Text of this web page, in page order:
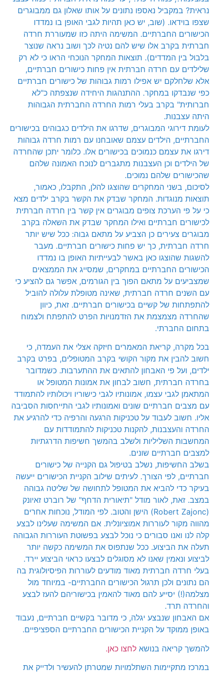
נראית? במקביל נאספו נתונים על אותו שאלון גם ממבוגרים
שצפו בוידאו. (שוב, יש כאן תהיות לגבי האופן בו נמדדו
הכישורים החברתיים. המשימה היתה כזו שמעוררת חרדה
חברתית בקרב אלו שיש להם נטיה לכך ושוב נראה שנוצר
בלבול בין המדדים). תוצאות המחקר הנוכחי הראו כי לא רק
שלילדים עם חרדה חברתית אין פחות כישורים חברתיים,
אלא שלחלקם יש אפילו רמות גבוהות של כישורים חברתיים
כפי שנבדקו במחקר. ההתנהגות היחידה שנצפתה כ"לא
חברותית" בקרב בעלי רמות החרדה החברתית הגבוהות
היתה עצבנות.
לעומת דירוגי המבוגרים, שדרגו את הילדים כגבוהים בכישורים
החברתיים, הילדים עצמם שאובחנו עם רמות חרדה גבוהות
דירגו את עצמם כנמוכים בכישורים אלו. כלומר יתכן שהחרדה
של הילדים וכן העצבנות מתגברים לנוכח האמונה שלהם
שהכישורים שלהם נמוכים.
לסיכום, בשני המחקרים שהוצגו להלן, התקבלו, כאמור,
תוצאות מנוגדות. המחקר שבדק את הקשר בקרב ילדים מצא
כי על פי הערכת צופים מבוגרים אין קשר בין חרדה חברתית
לכישורים חברתיים ואילו המחקר שבדק את השאלה בקרב
מבוגרים צעירים כן הצביע על מתאם גבוה: ככל שיש יותר
חרדה חברתית, כך יש פחות כישורים חברתיים. מעבר
להשגות שהוצגו כאן באשר לבעייתיות האופן בו נמדדו
הכישורים החברתיים במחקרים, שמסייג את הממצאים
שמצביעים על מתאם הפוך בין הגורמים, אפשר גם להציע כי
עם השנים חרדה חברתית, שאינה מטופלת עלולה להוביל
להתפתחות של קשיים בכישורים חברתיים. זאת, כיוון
שהחרדה מצמצמת את הזדמנויות הפרט להתפתח ולצמוח
בתחום החברתי.
בכל מקרה, קריאת המאמרים חיזקה אצלי את העמדה, כי
חשוב להבין את מקור הקושי בקרב המטופלים, בפרט בקרב
ילדים, ועל פי האבחון להתאים את ההתערבות. כשמדובר
בחרדה חברתית, חשוב לבחון את אמונות המטופל או
המתאמן לגבי עצמו, אמונותיו לגבי כישוריו ויכולותיו להתמודד
עם מצבים חברתיים שונים ואמונותיו לגבי התייחסות הסביבה
אליו. חשוב לעבוד על טכניקות הרגעה והרפיה כדי להרגיע את
החרדה והעצבנות, להקנות טכניקות להתמודדות עם
המחשבות השליליות ולשלב בהמשך חשיפות הדרגתיות
למצבים חברתיים שונים.
בשלב החשיפות, נשלב בטיפול גם הקנייה של כישורים
חברתיים, לפי הצורך. לעיתים שילוב הקניית הכישורים ייעשה
בעיקר כדי להביא את המטופל לתחושה של שליטה גבוהה
במצב. זאת, לאור מודל "תיאורית הדחף" של רוברט זאיונק
(Robert Zajonc) הישן והטוב. לפי המודל, נוכחות אחרים
מהווה מקור לעוררות אמוציונלית. אם המשימה שעלינו לבצע
קלה לנו ואנו סבורים כי נוכל לבצע בפשוטת העוררות הגבוהה
תעלה את הביצוע. ככל שנתפוס את המשימה כקשה יותר
לביצוע ונאמין שאנו לא מסוגלים לבצעו כראוי הביצוע יירד.
בעלי חרדה חברתית מאוד מודעים לעוררות הפיסיולוגית בה
הם נתונים ולכן תרגול הכישורים החברתיים- במיוחד מול
מצלמה(!) יסייע להם מאוד להאמין בכישוריהם להעז לבצע
והחרדה תרד.
אם האבחון שנבצע יגלה, כי מדובר בקשיים חברתיים, נעבוד
באופן ממוקד על הקניית הכישורים החברתיים הספציפיים.
להמשך קריאה בנושא לחצו כאן.
במרכז מתקיימות השתלמויות שמטרתן להעשיר ולדייק את